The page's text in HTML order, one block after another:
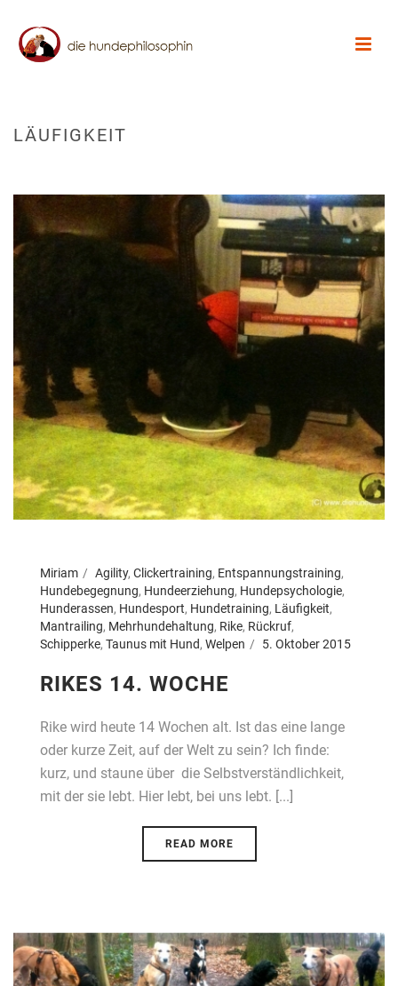
LÄUFIGKEIT
Miriam Agility, Clickertraining, Entspannungstraining,
Hundebegegnung, Hundeerziehung, Hundepsychologie,
Hunderassen, Hundesport, Hundetraining, Läufigkeit,
Mantrailing, Mehrhundehaltung, Rike, Rückruf,
Schipperke, Taunus mit Hund, Welpen 5. Oktober 2015
RIKES 14. WOCHE
Rike wird heute 14 Wochen alt. Ist das eine lange
oder kurze Zeit, auf der Welt zu sein? Ich finde:
kurz, und staune über die Selbstverständlichkeit,
mit der sie lebt. Hier lebt, bei uns lebt. [...]
READ MORE